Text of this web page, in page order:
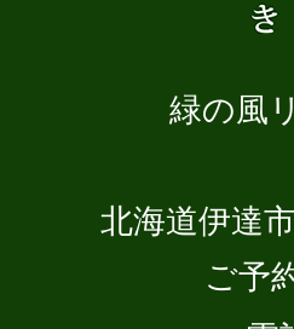
緑の風
北海道伊達
ご予